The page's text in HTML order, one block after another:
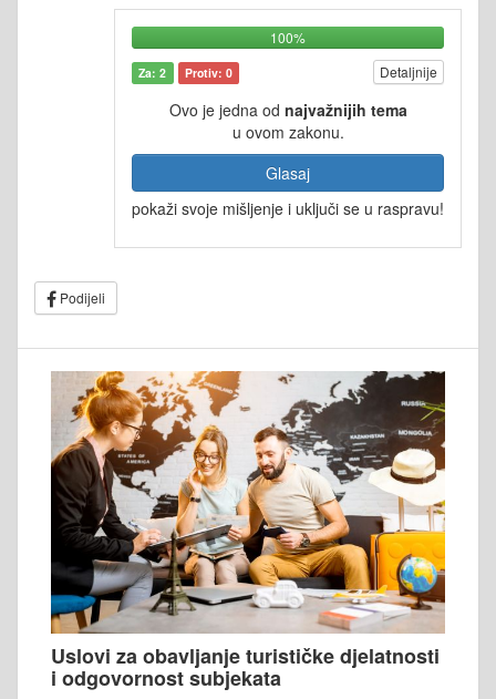
100%
Za: 2 Protiv: 0 Detaljnije
Ovo je jedna od najvažnijih tema
u ovom zakonu.
Glasaj
pokaži svoje mišljenje i uključi se u raspravu!
Podijeli
Uslovi za obavljanje turističke djelatnosti
i odgovornost subjekata